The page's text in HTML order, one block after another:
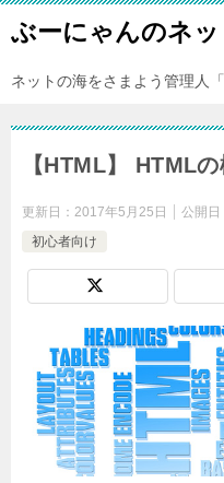
ぶーにゃんのネ
ネットの海をさまよう管理人
【HTML】 HTML
更新日： 2017年5月25日 公開日
初心者向け